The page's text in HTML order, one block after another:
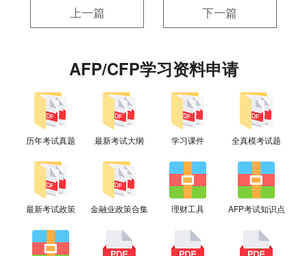
上一篇 下一篇
AFP/CFP学习资料申请
历年考试真题 最新考试大纲 学习课件 全真模考试题
最新考试政策 金融业政策合集 理财工具 AFP考试知识点